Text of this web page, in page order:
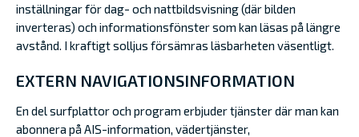
inställningar för dag- och nattbildsvisning (där bilden
inverteras) och informationsfönster som kan läsas på längre
avstånd. I kraftigt solljus försämras läsbarheten väsentligt.
EXTERN NAVIGATIONSINFORMATION
En del surfplattor och program erbjuder tjänster där man kan
abonnera på AIS-information, vädertjänster,